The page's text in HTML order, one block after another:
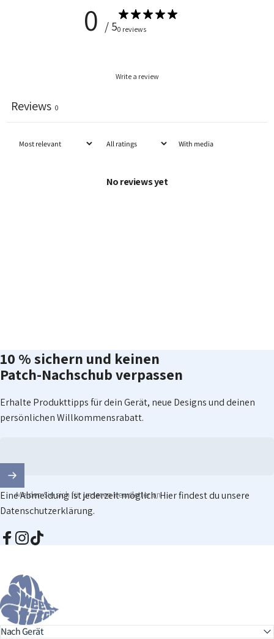
0 / 50 reviews
Write a review
Reviews 0
With media
No reviews yet
10 %sichern und keinen
Patch-Nachschubverpassen
Erhalte Produkttipps für dein Gerät, neue Designs und deinen
persönlichen Willkommensrabatt.
Melden Sie sich für unseren Newsletter an
Eine Abmeldung ist jederzeit möglich. Hier findest du unsere
Datenschutzerklärung.
MySweetStitch
Nach Gerät